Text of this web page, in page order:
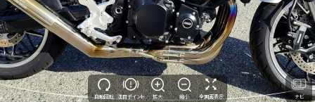
自動回転 注目ポイント 拡大 縮小 全画面表示 ナビ